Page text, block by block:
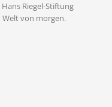
Riegel-Stiftung
von morgen.